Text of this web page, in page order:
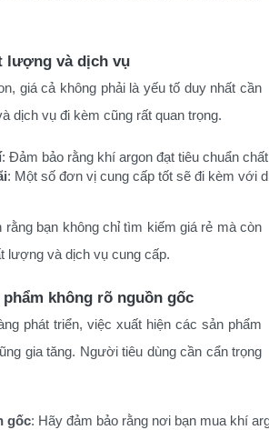
lượng và dịch vụ
giá cả không phải là yếu tố duy nhất cần
dịch vụ đi kèm cũng rất quan trọng.
: Đảm bảo rằng khí argon đạt tiêu chuẩn
: Một số đơn vị cung cấp tốt sẽ đi kèm với
bạn không chỉ tìm kiếm giá rẻ mà còn
lượng và dịch vụ cung cấp.
không rõ nguồn gốc
phát triển, việc xuất hiện các sản phẩm
gia tăng. Người tiêu dùng cần cẩn trọng
gốc: Hãy đảm bảo rằng nơi bạn mua khí